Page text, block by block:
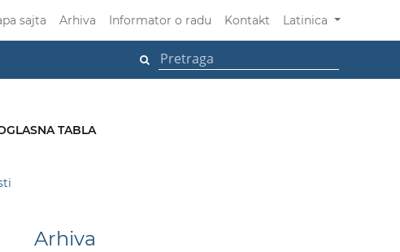
sajta Arhiva Informator o radu Kontakt Latinica
TABLA
Arhiva